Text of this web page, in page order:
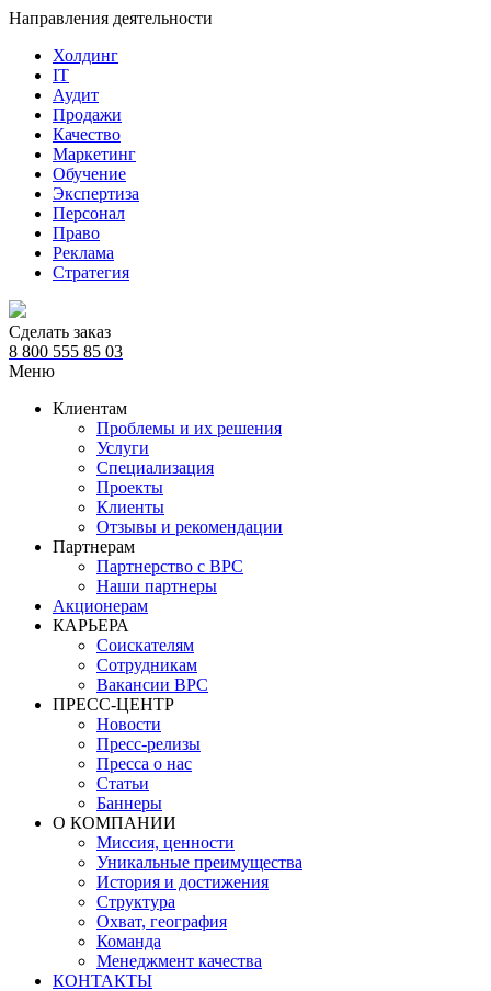
Направления деятельности
Холдинг
IT
Аудит
Продажи
Качество
Маркетинг
Обучение
Экспертиза
Персонал
Право
Реклама
Стратегия
Сделать заказ
8 800 555 85 03
Меню
Клиентам
Проблемы и их решения
Услуги
Специализация
Проекты
Клиенты
Отзывы и рекомендации
Партнерам
Партнерство с BPC
Наши партнеры
Акционерам
КАРЬЕРА
Соискателям
Сотрудникам
Вакансии BPC
ПРЕСС-ЦЕНТР
Новости
Пресс-релизы
Пресса о нас
Статьи
Баннеры
О КОМПАНИИ
Миссия, ценности
Уникальные преимущества
История и достижения
Структура
Охват, география
Команда
Менеджмент качества
КОНТАКТЫ